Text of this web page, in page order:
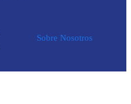
Sobre Nosotros